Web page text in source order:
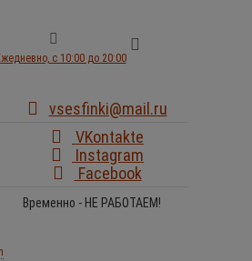
с 10:00 до 20:00
vsesfinki@mail.ru
VKontakte
Instagram
Facebook
Временно - НЕ РАБОТАЕМ!